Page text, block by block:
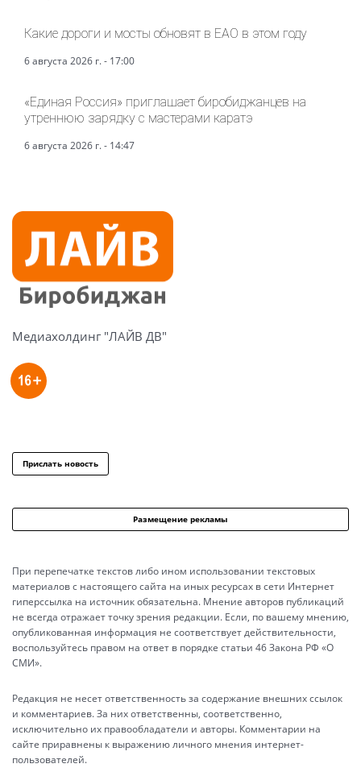
Какие дороги и мосты обновят в ЕАО в этом году
6 августа 2026 г. - 17:00
«Единая Россия» приглашает биробиджанцев на
утреннюю зарядку с мастерами каратэ
6 августа 2026 г. - 14:47
Медиахолдинг "ЛАЙВ ДВ"
Прислать новость
Размещение рекламы
При перепечатке текстов либо ином использовании текстовых
материалов с настоящего сайта на иных ресурсах в сети Интернет
гиперссылка на источник обязательна. Мнение авторов публикаций
не всегда отражает точку зрения редакции. Если, по вашему мнению,
опубликованная информация не соответствует действительности,
воспользуйтесь правом на ответ в порядке статьи 46 Закона РФ «О
СМИ».
Редакция не несет ответственность за содержание внешних ссылок
и комментариев. За них ответственны, соответственно,
исключительно их правообладатели и авторы. Комментарии на
сайте приравнены к выражению личного мнения интернет-
пользователей.